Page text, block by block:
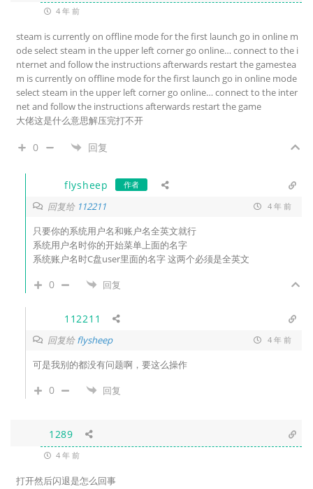
4 年 前
steam is currently on offline mode for the first launch go in online m
ode select steam in the upper left corner go online… connect to the i
nternet and follow the instructions afterwards restart the gamestea
m is currently on offline mode for the first launch go in online mode
select steam in the upper left corner go online… connect to the inter
net and follow the instructions afterwards restart the game
大佬这是什么意思解压完打不开
0 回复
flysheep 作者
回复给 112211 4 年 前
只要你的系统用户名和账户名全英文就行
系统用户名时你的开始菜单上面的名字
系统账户名时C盘user里面的名字 这两个必须是全英文
0 回复
112211
回复给flysheep 4 年 前
可是我别的都没有问题啊，要这么操作
0 回复
1289
4 年 前
打开然后闪退是怎么回事